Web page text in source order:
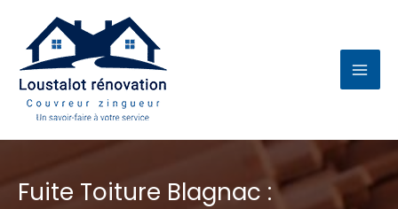
contenu
Fuite Toiture Blagnac :